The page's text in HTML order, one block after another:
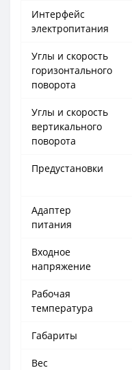
Интерфейс
электропитания
Углы и скорость
горизонтального
поворота
Углы и скорость
вертикального
поворота
Предустановки
Адаптер
питания
Входное
напряжение
Рабочая
температура
Габариты
Вес